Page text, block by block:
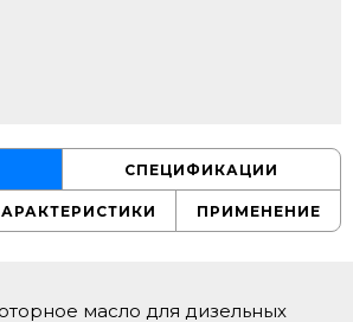
СПЕЦИФИКАЦИИ
ПРИМЕНЕНИЕ
масло для дизельных